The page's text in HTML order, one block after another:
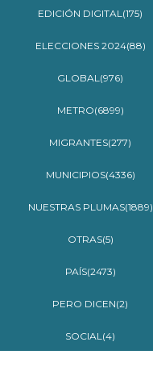
EDICIÓN DIGITAL(175)
ELECCIONES 2024(88)
GLOBAL(976)
METRO(6899)
MIGRANTES(277)
MUNICIPIOS(4336)
NUESTRAS PLUMAS(1889)
OTRAS(5)
PAÍS(2473)
PERO DICEN(2)
SOCIAL(4)